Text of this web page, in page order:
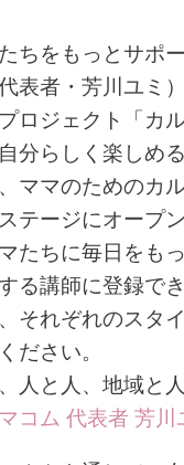
ちをもっとサポ
表者・芳川ユミ
ロジェクト「カ
分らしく楽しめ
ママのためのカ
テージにオープン
たちに毎日をも
る講師に登録で
それぞれのスタ
ださい。
人と人、地域と
コム 代表者 芳川